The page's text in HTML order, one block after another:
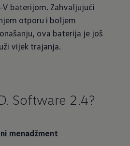
baterijom. Zahvaljujući
otporu i boljem
ova baterija je još
vijek trajanja.
Software 2.4?
menadžment